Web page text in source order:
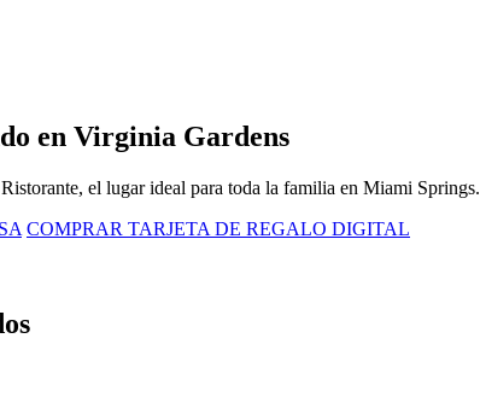
en Virginia Gardens
el lugar ideal para toda la familia en Miami Springs.
COMPRAR TARJETA DE REGALO DIGITAL